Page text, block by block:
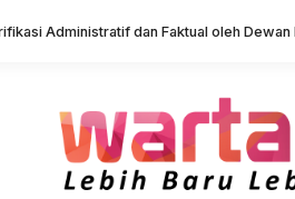
Administratif dan Faktual oleh Dewan